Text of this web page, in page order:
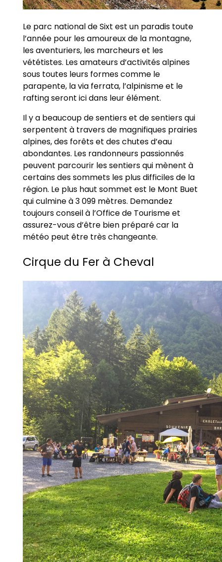
Le parc national de Sixt est un paradis toute
l’année pour les amoureux de la montagne,
les aventuriers, les marcheurs et les
vététistes. Les amateurs d’activités alpines
sous toutes leurs formes comme le
parapente, la via ferrata, l’alpinisme et le
rafting seront ici dans leur élément.
Il y a beaucoup de sentiers et de sentiers qui
serpentent à travers de magnifiques prairies
alpines, des forêts et des chutes d’eau
abondantes. Les randonneurs passionnés
peuvent parcourir les sentiers qui mènent à
certains des sommets les plus difficiles de la
région. Le plus haut sommet est le Mont Buet
qui culmine à 3 099 mètres. Demandez
toujours conseil à l’Office de Tourisme et
assurez-vous d’être bien préparé car la
météo peut être très changeante.
Cirque du Fer à Cheval